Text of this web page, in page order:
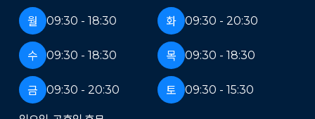
월 09:30 - 18:30 화 09:30 - 20:30
수 09:30 - 18:30 목 09:30 - 18:30
금 09:30 - 20:30 토 09:30 - 15:30